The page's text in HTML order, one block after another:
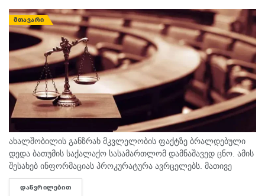
ᲛᲗᲐᲕᲐᲠᲘ
ახალშობილის განზრახ მკვლელობის ფაქტზე ბრალდებული
დედა ბათუმის საქალაქო სასამართლომ დამნაშავედ ცნო. ამის
შესახებ ინფორმაციას პროკურატურა ავრცელებს. მათივე
ინფორმაციით, საქმე ეხება, 22 თებერვალს, ბათუმის ერთ-
ერთი კლინიკაში მომხდარ ფაქტს, რა დროსაც კლინიკის ერთ-
ᲓᲐᲬᲕᲠᲘᲚᲔᲑᲘᲗ